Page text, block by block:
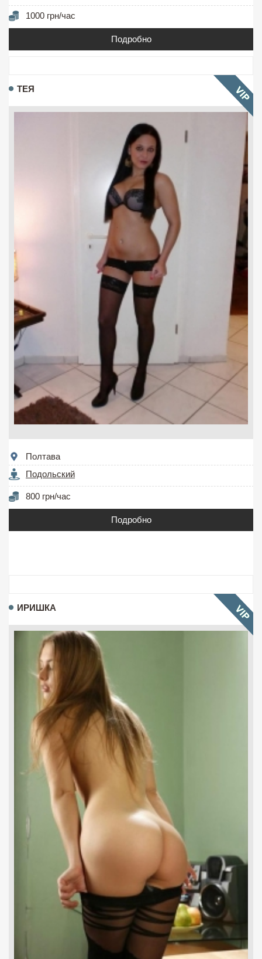
1000 грн/час
Подробно
ТЕЯ
Полтава
Подольский
800 грн/час
Подробно
ИРИШКА